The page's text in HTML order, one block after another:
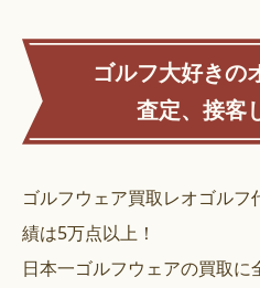
ゴルフ大好きの
査定、接客
ゴルフウェア買取レオゴル
績は5万点以上！
日本一ゴルフウェアの買取